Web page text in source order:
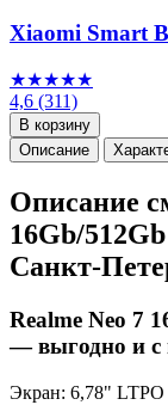
Xiaomi Smart
★★★★★
4,6 (311)
В корзину
Описание
Описание
16Gb/
Санкт-
Realme Neo 7
— выгодно и с
Экран: 6,78"